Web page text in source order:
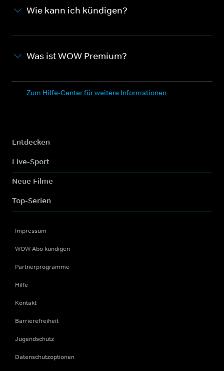
Wie kann ich kündigen?
Was ist WOW Premium?
Zum Hilfe-Center für weitere Informationen
Entdecken
Live-Sport
Neue Filme
Top-Serien
Impressum
WOW Abo kündigen
Partnerprogramme
Hilfe
Kontakt
Barrierefreiheit
Jugendschutz
Datenschutzoptionen